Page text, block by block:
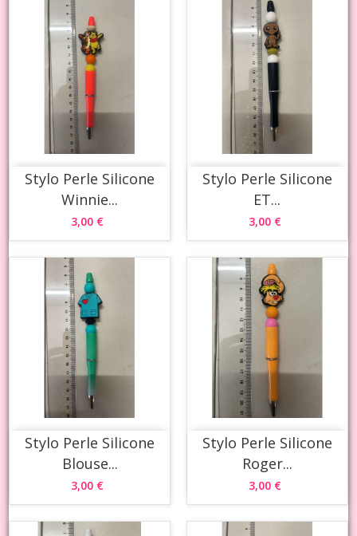
Stylo Perle Silicone
Winnie...
3,00 €
Stylo Perle Silicone
ET...
3,00 €
Stylo Perle Silicone
Blouse...
3,00 €
Stylo Perle Silicone
Roger...
3,00 €